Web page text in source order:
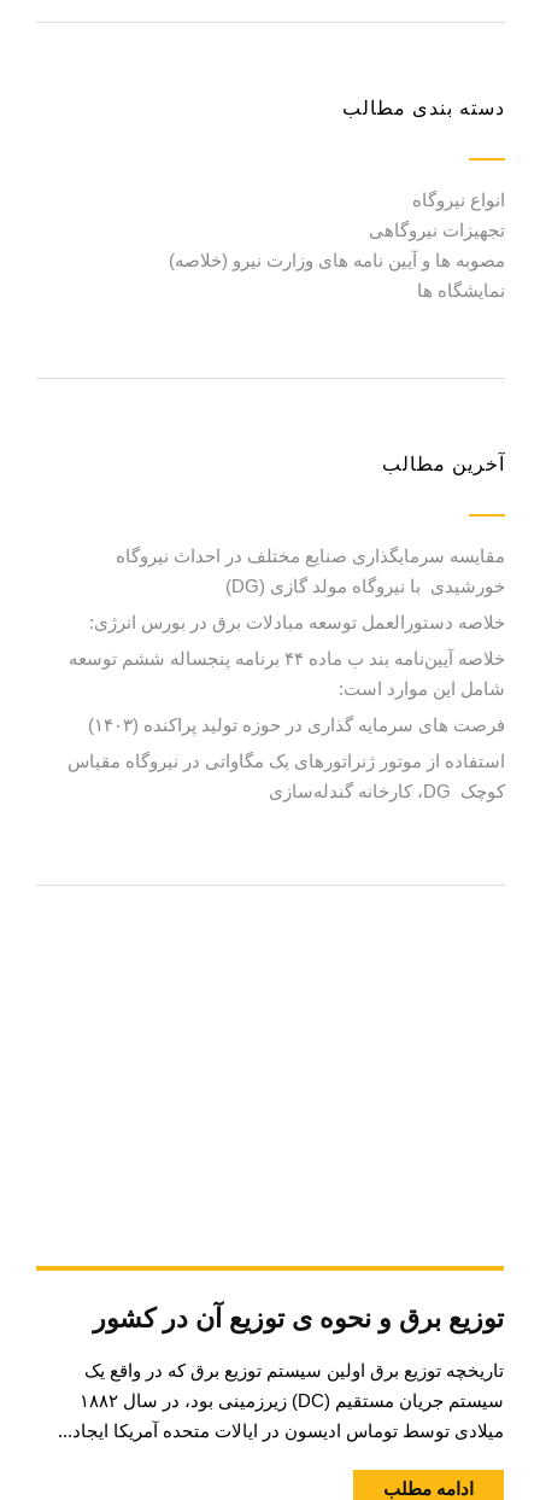
دسته بندی مطالب
انواع نیروگاه
تجهیزات نیروگاهی
مصوبه ها و آیین نامه های وزارت نیرو (خلاصه)
نمایشگاه ها
آخرین مطالب
مقایسه سرمایگذاری صنایع مختلف در احداث نیروگاه
خورشیدی با نیروگاه مولد گازی (DG)
خلاصه دستورالعمل توسعه مبادلات برق در بورس انرژی:
خلاصه آیین‌نامه بند ب ماده ۴۴ برنامه پنجساله ششم توسعه
شامل این موارد است:
فرصت های سرمایه گذاری در حوزه تولید پراکنده (۱۴۰۳)
استفاده از موتور ژنراتورهای یک مگاواتی در نیروگاه مقیاس
کوچک DG، کارخانه گندله‌سازی
توزیع برق و نحوه ی توزیع آن در کشور
تاریخچه توزیع برق اولین سیستم توزیع برق که در واقع یک
سیستم جریان مستقیم (DC) زیرزمینی بود، در سال ۱۸۸۲
میلادی توسط توماس ادیسون در ایالات متحده آمریکا ایجاد...
ادامه مطلب